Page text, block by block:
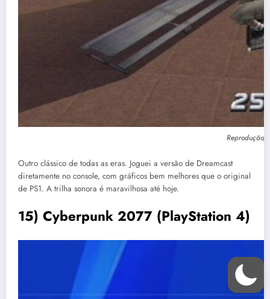
Reprodução/
Outro clássico de todas as eras. Joguei a versão de Dreamcast
diretamente no console, com gráficos bem melhores que o original
de PS1. A trilha sonora é maravilhosa até hoje.
15) Cyberpunk 2077 (PlayStation 4)